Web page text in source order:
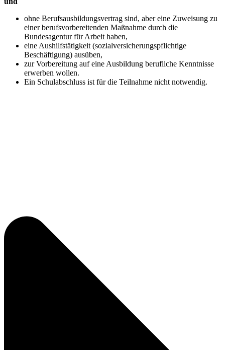
ohne Berufsausbildungsvertrag sind, aber eine Zuweisung zu
einer berufsvorbereitenden Maßnahme durch die
Bundesagentur für Arbeit haben,
eine Aushilfstätigkeit (sozialversicherungspflichtige
Beschäftigung) ausüben,
zur Vorbereitung auf eine Ausbildung berufliche Kenntnisse
erwerben wollen.
Ein Schulabschluss ist für die Teilnahme nicht notwendig.